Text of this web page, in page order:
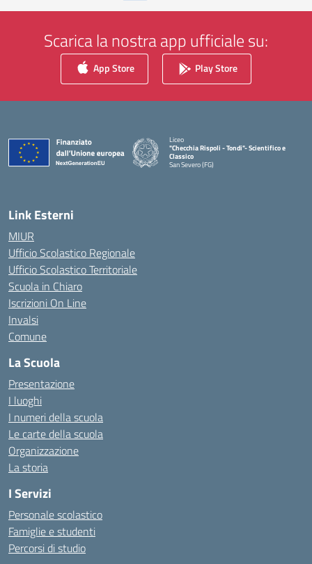
Scarica la nostra app ufficiale su:
App Store Play Store
Liceo
"Checchia Rispoli - Tondi"- Scientifico e
Classico
San Severo (FG)
Link Esterni
MIUR
Ufficio Scolastico Regionale
Ufficio Scolastico Territoriale
Scuola in Chiaro
Iscrizioni On Line
Invalsi
Comune
La Scuola
Presentazione
I luoghi
I numeri della scuola
Le carte della scuola
Organizzazione
La storia
I Servizi
Personale scolastico
Famiglie e studenti
Percorsi di studio